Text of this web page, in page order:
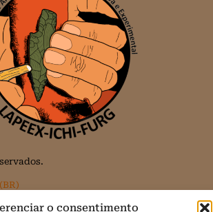
o consentimento